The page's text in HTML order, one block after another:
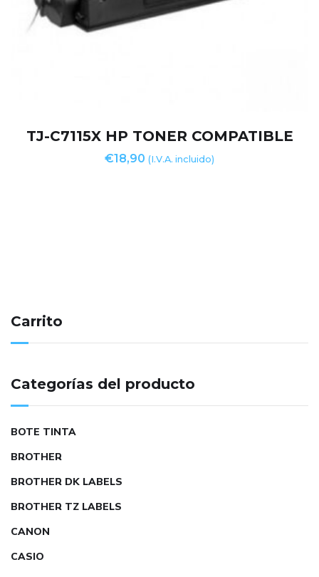
TJ-C7115X HP TONER COMPATIBLE
€18,90 (I.V.A. incluido)
Carrito
Categorías del producto
BOTE TINTA
BROTHER
BROTHER DK LABELS
BROTHER TZ LABELS
CANON
CASIO